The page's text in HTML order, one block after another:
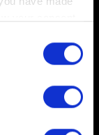
도록
하신다면
성화해야
치되어 있던